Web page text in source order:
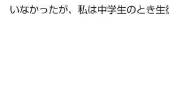
いなかったが、私は中学生のとき生